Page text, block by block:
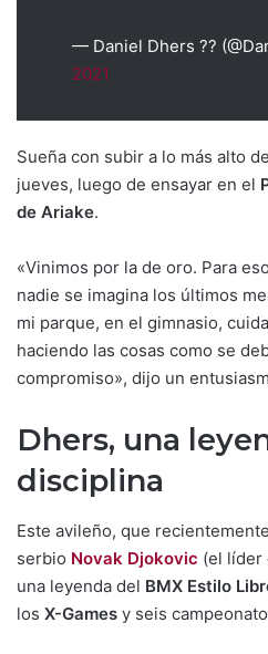
— Daniel Dhers ??
2021
Sueña con subir a lo más alto
jueves, luego de ensayar en el
de Ariake.
«Vinimos por la de oro. Para
nadie se imagina los últimos
mi parque, en el gimnasio,
haciendo las cosas como se
compromiso», dijo un
Dhers, una
disciplina
Este avileño, que
serbio Novak Djokovic (el líder
una leyenda del BMX Estilo
los X-Games y seis